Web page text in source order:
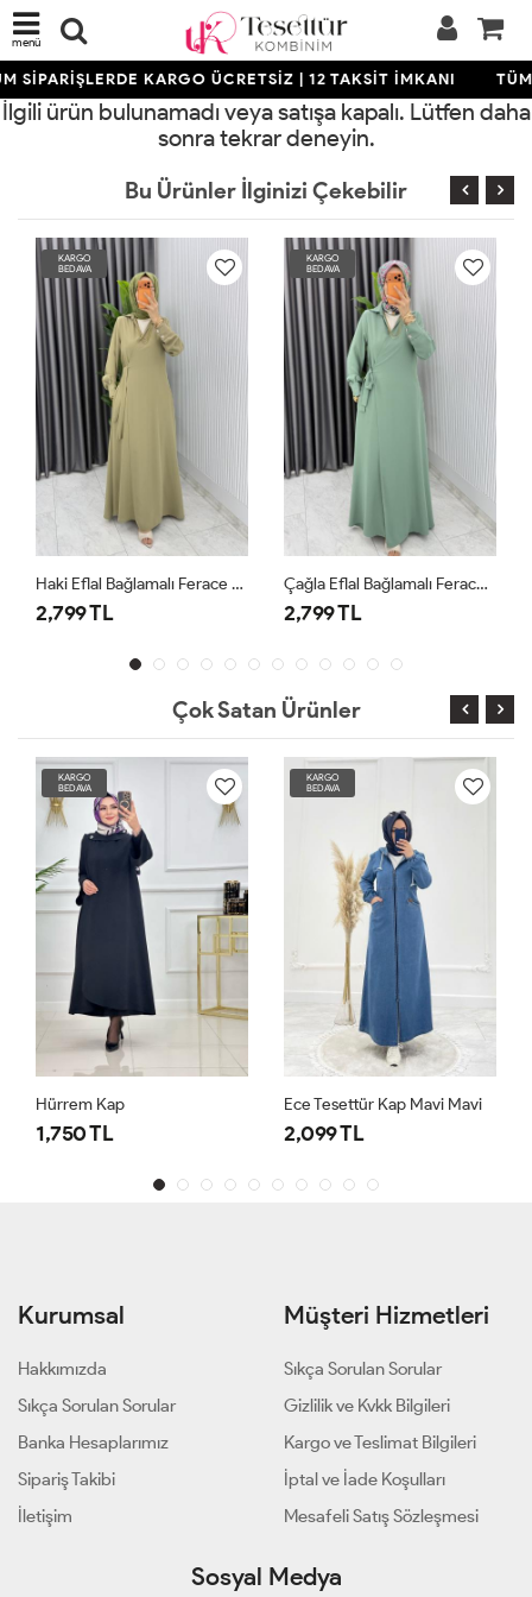
menü
SİPARİŞLERDE KARGO ÜCRETSİZ | 12 TAKSİT İMKANI
İlgili ürün bulunamadı veya satışa kapalı. Lütfen daha
sonra tekrar deneyin.
Bu Ürünler İlginizi Çekebilir
Haki Eflal Bağlamalı Ferace Premium Seri Tesettür Giyim
TL
Çağla Eflal Bağlamalı Ferace Premium Seri Tesettür Giyim
2,799 TL
Çok Satan Ürünler
KARGO
BEDAVA
Hürrem Kap
1,750 TL
KARGO
BEDAVA
Ece Tesettür Kap Mavi Mavi
2,099 TL
Kurumsal
Hakkımızda
Sıkça Sorulan Sorular
Banka Hesaplarımız
Sipariş Takibi
İletişim
Müşteri Hizmetleri
Sıkça Sorulan Sorular
Gizlilik ve Kvkk Bilgileri
Kargo ve Teslimat Bilgileri
İptal ve İade Koşulları
Mesafeli Satış Sözleşmesi
Sosyal Medya